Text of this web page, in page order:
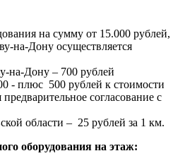
на сумму от 15.000 рублей,
на-Дону осуществляется
на-Дону – 700 рублей
- плюс 500 рублей к стоимости
предварительное согласование с
области – 25 рублей за 1 км.
оборудования на этаж: